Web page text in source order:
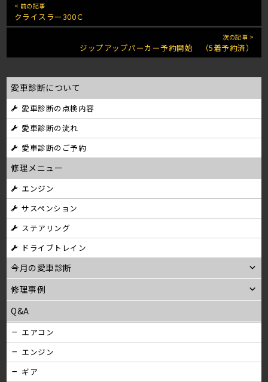
< 前の記事
クライスラー300Ｃ
次の記事 >
ジップアップパーカー予約開始 （5着予約済）
愛車診断について
愛車診断の点検内容
愛車診断の流れ
愛車診断のご予約
修理メニュー
エンジン
サスペンション
ステアリング
ドライブトレイン
今月の愛車診断
修理事例
Q&A
エアコン
エンジン
ギア